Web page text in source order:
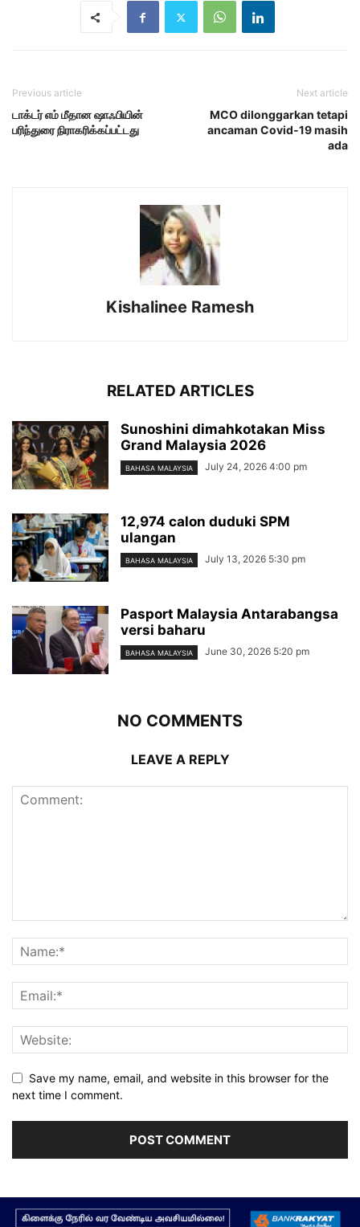
Previous article
டாக்டர் எம் மீதான ஷாஃபியின்
பரிந்துரை நிராகரிக்கப்பட்டது
Next article
MCO dilonggarkan tetapi
ancaman Covid-19 masih
ada
Kishalinee Ramesh
RELATED ARTICLES
Sunoshini dimahkotakan Miss
Grand Malaysia 2026
BAHASA MALAYSIA July 24, 2026 4:00 pm
12,974 calon duduki SPM
ulangan
BAHASA MALAYSIA July 13, 2026 5:30 pm
Pasport Malaysia Antarabangsa
versi baharu
BAHASA MALAYSIA June 30, 2026 5:20 pm
NO COMMENTS
LEAVE A REPLY
Save my name, email, and website in this browser for the
next time I comment.